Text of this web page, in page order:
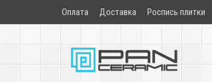
Оплата Доставка Роспись плитки